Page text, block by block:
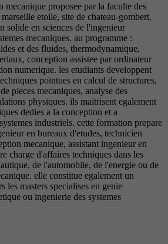
mecanique proposee par la faculte des
etoile, site de chateau-gombert,
solide en sciences de l'ingenieur
mecaniques. au programme :
et des fluides, thermodynamique,
conception assistee par ordinateur
numerique. les etudiants developpent
pointues en calcul de structures,
pieces mecaniques, analyse des
physiques. ils maitrisent egalement
dedies a la conception et a
industriels. cette formation prepare
en bureaux d'etudes, technicien
mecanique, assistant ingenieur en
charge d'affaires techniques dans les
de l'automobile, de l'energie ou de
elle constitue egalement un
les masters specialises en genie
ou ingenierie des systemes